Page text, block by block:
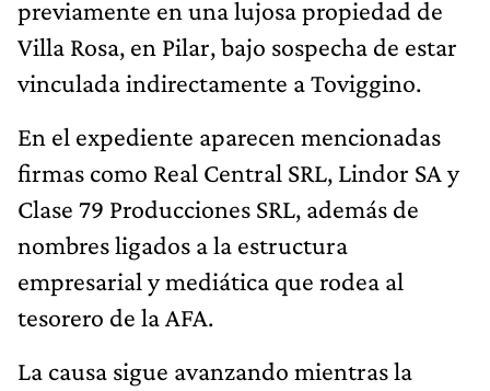
previamente en una lujosa propiedad de
Villa Rosa, en Pilar, bajo sospecha de estar
vinculada indirectamente a Toviggino.
En el expediente aparecen mencionadas
firmas como Real Central SRL, Lindor SA y
Clase 79 Producciones SRL, además de
nombres ligados a la estructura
empresarial y mediática que rodea al
tesorero de la AFA.
La causa sigue avanzando mientras la